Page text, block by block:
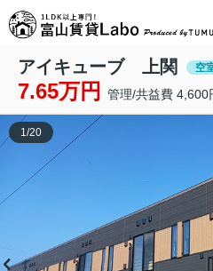
アイキューブ 上関 空
7.65万円 管理/共益費 4,600
1/20